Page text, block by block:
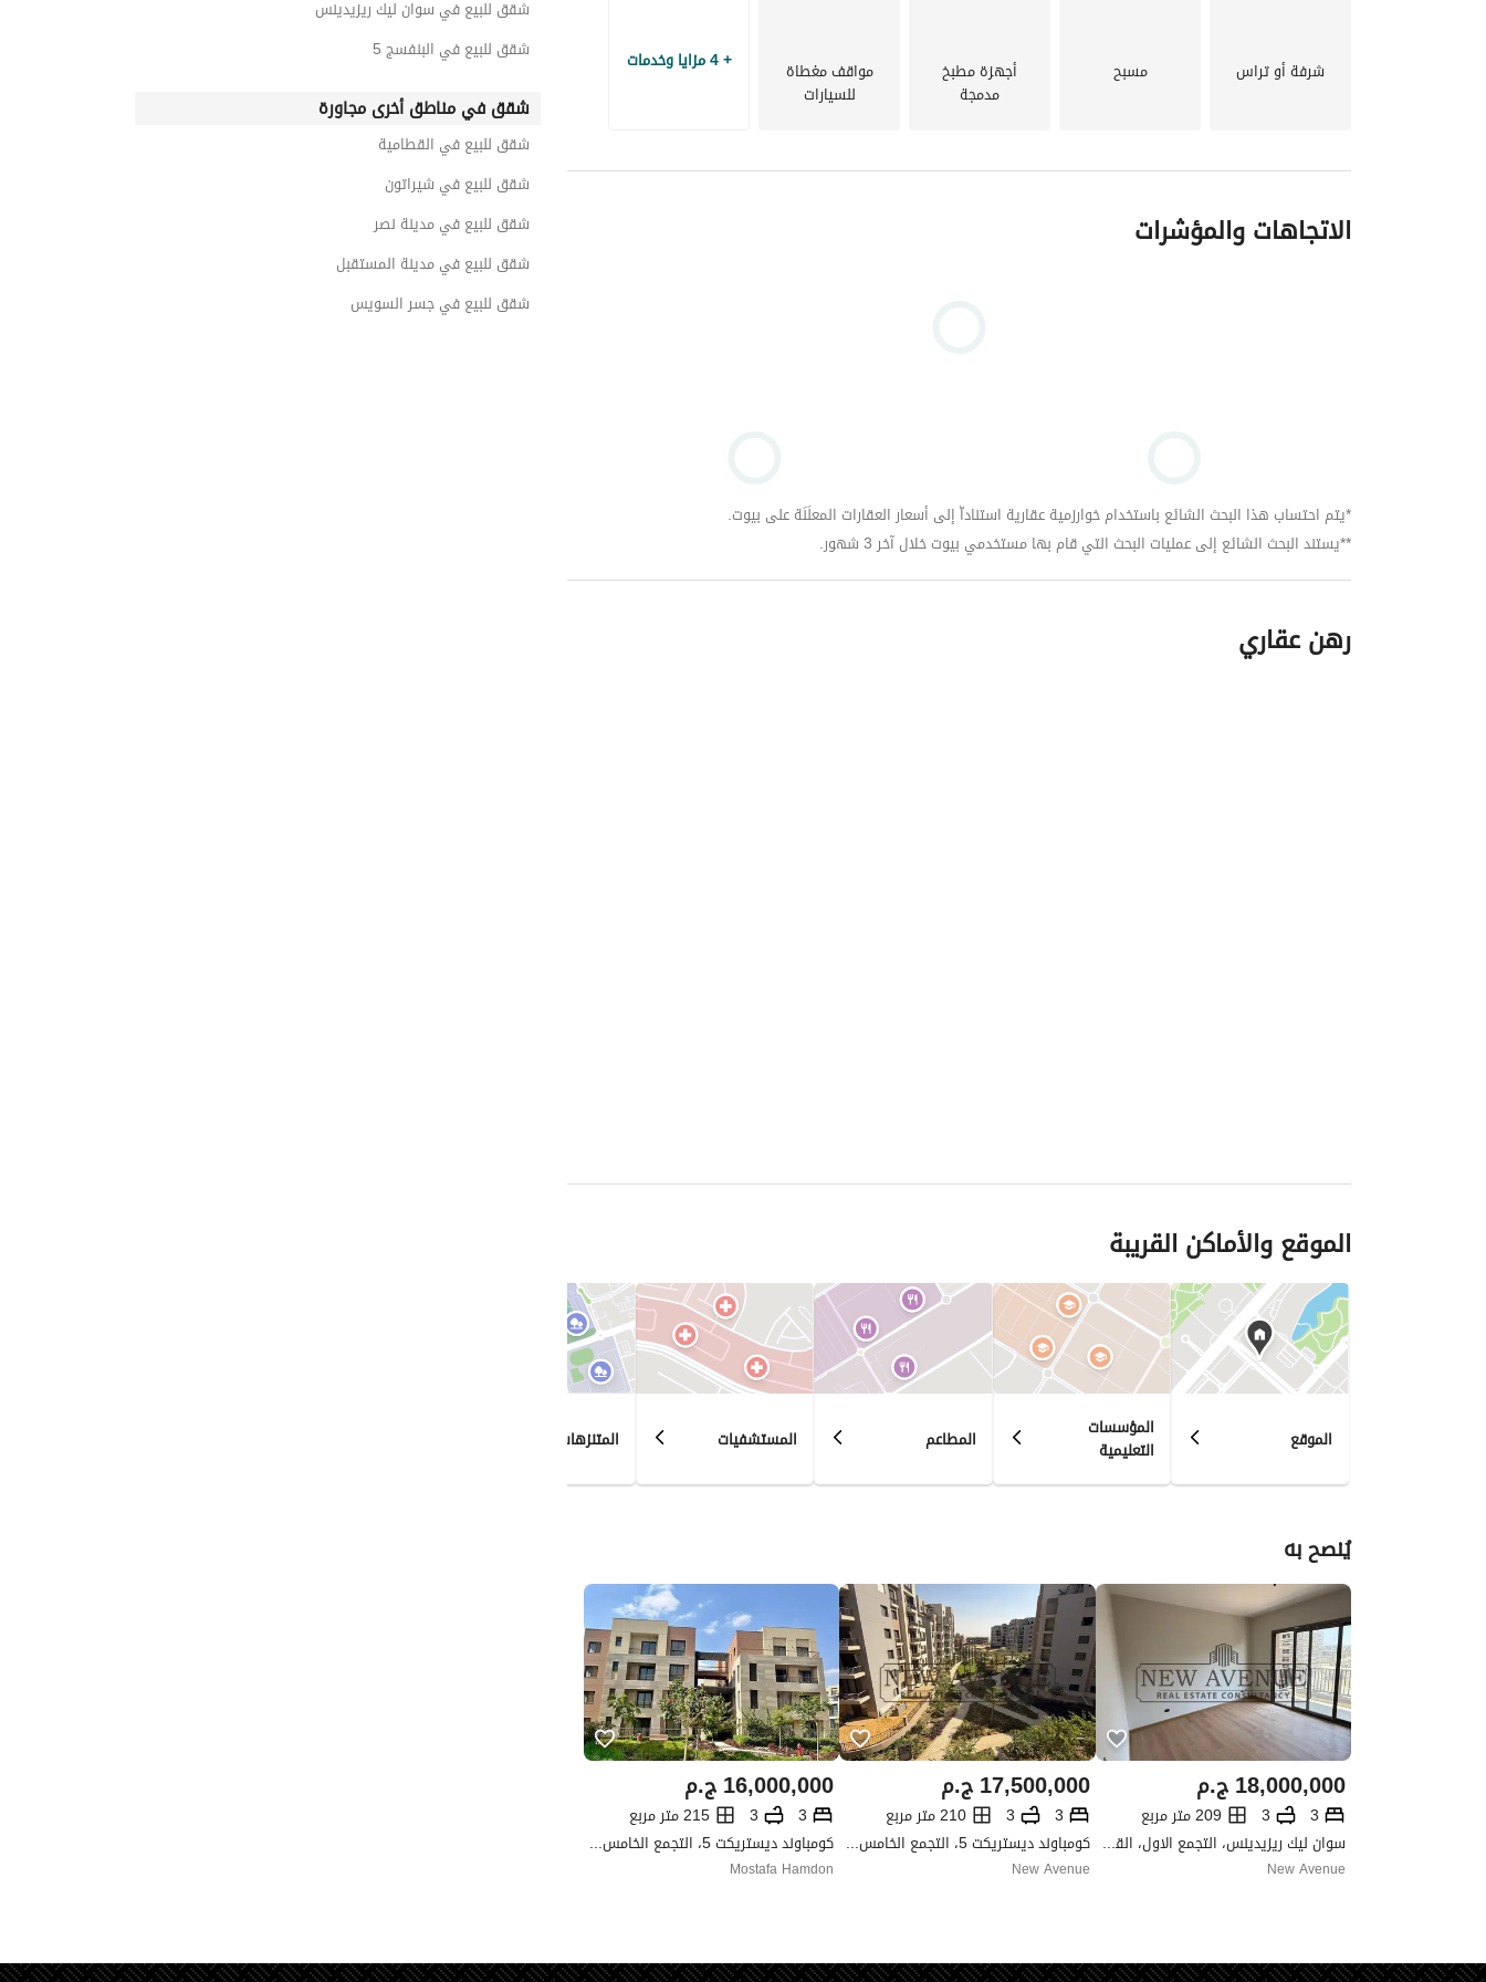
شرفة أو تراس مسبح أجهزة مطبخ
مدمجة
مواقف مغطاة
للسيارات
+ 4 مزايا وخدمات
الاتجاهات والمؤشرات
*يتم احتساب هذا البحث الشائع باستخدام خوارزمية عقارية استناداّ إلى أسعار العقارات المعلَنَة على بيوت.
**يستند البحث الشائع إلى عمليات البحث التي قام بها مستخدمي بيوت خلال آخر 3 شهور.
رهن عقاري
الموقع والأماكن القريبة
الموقع المؤسسات
التعليمية المطاعم المستشفيات المتنزهات
يُنصح به
ج.م18,000,000
3
3
209 متر مربع
سوان ليك ريزيدينس، التجمع الاول، القاهرة الجديدة، القاهرة
New Avenue
ج.م17,500,000
3
3
210 متر مربع
كومباوند ديستريكت 5، التجمع الخامس، القاهرة الجديدة، القاهرة
New Avenue
ج.م16,000,000
3
3
215 متر مربع
كومباوند ديستريكت 5، التجمع الخامس، القاهرة الجديدة، القاهرة
Mostafa Hamdon
شقق للبيع في سوان ليك ريزيدينس
شقق للبيع في البنفسج 5
شقق في مناطق أخرى مجاورة
شقق للبيع في القطامية
شقق للبيع في شيراتون
شقق للبيع في مدينة نصر
شقق للبيع في مدينة المستقبل
شقق للبيع في جسر السويس